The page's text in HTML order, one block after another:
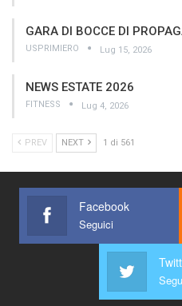
GARA DI BOCCE DI
USPRIMIERO Lug 15, 2026
NEWS ESTATE 2026
FITNESS Lug 4, 2026
PREV NEXT 1 di 561
Facebook
Seguici